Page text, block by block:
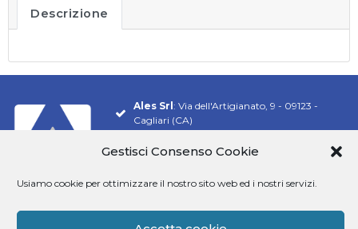
Gestisci Consenso Cookie
Usiamo cookie per ottimizzare il nostro sito web ed i nostri servizi.
Descrizione
Ales Srl : Via dell'Artigianato, 9 - 09123 -
Cagliari (CA)
Pec:alesconcorsi@legalmail.it